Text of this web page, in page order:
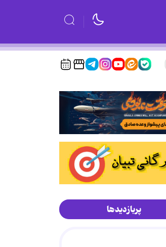
پربازدیدها